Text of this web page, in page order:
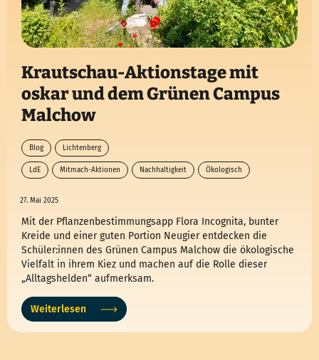
Krautschau-Aktionstage mit
oskar und dem Grünen Campus
Malchow
Blog Lichtenberg
LdE Mitmach-Aktionen Nachhaltigkeit Ökologisch
27. Mai 2025
Mit der Pflanzenbestimmungsapp Flora Incognita, bunter
Kreide und einer guten Portion Neugier entdecken die
Schüler:innen des Grünen Campus Malchow die ökologische
Vielfalt in ihrem Kiez und machen auf die Rolle dieser
„Alltagshelden“ aufmerksam.
Weiterlesen